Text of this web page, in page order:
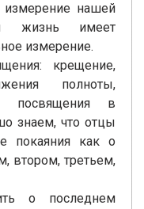
измерение нашей
жизнь имеет
измерение.
крещение,
полноты,
посвящения в
знаем, что отцы
покаяния как о
втором, третьем,
о последнем